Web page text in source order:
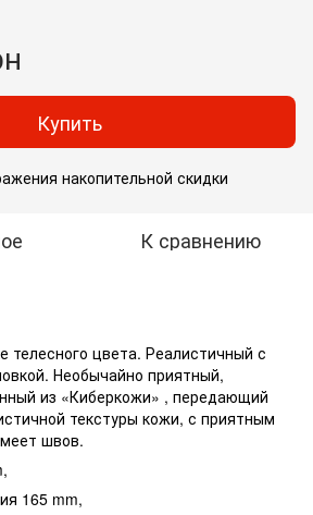
Купить
накопительной скидки
К сравнению
телесного цвета. Реалистичный с
Необычайно приятный,
из «Киберкожи» , передающий
текстуры кожи, с приятным
швов.
165 mm,